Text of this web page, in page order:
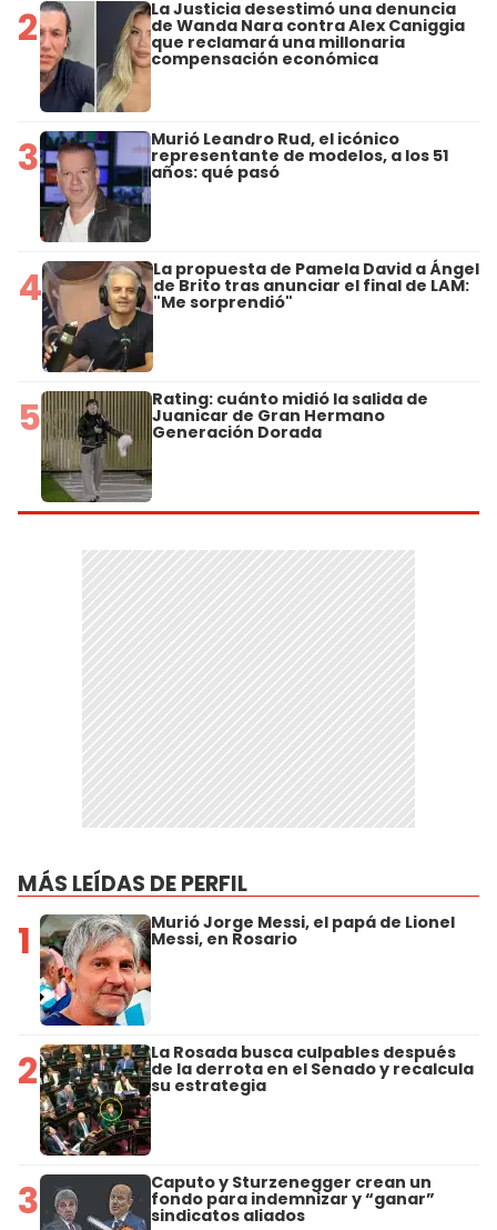
2 La Justicia desestimó una denuncia
de Wanda Nara contra Alex Caniggia
que reclamará una millonaria
compensación económica
3 Murió Leandro Rud, el icónico
representante de modelos, a los 51
años: qué pasó
4 La propuesta de Pamela David a Ángel
de Brito tras anunciar el final de LAM:
"Me sorprendió"
5 Rating: cuánto midió la salida de
Juanicar de Gran Hermano
Generación Dorada
MÁS LEÍDAS DE PERFIL
1 Murió Jorge Messi, el papá de Lionel
Messi, en Rosario
2 La Rosada busca culpables después
de la derrota en el Senado y recalcula
su estrategia
3 Caputo y Sturzenegger crean un
fondo para indemnizar y “ganar”
sindicatos aliados